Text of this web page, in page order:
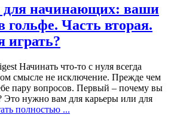
для начинающих: ваши
Часть вторая.
играть?
Начинать что-то с нуля всегда
смысле не исключение. Прежде чем
пару вопросов. Первый – почему вы
Это нужно вам для карьеры или для
полностью ...